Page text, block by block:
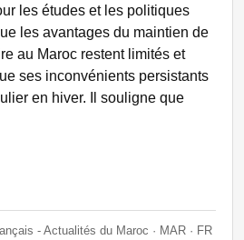
les études et les politiques
les avantages du maintien de
au Maroc restent limités et
ses inconvénients persistants
en hiver. Il souligne que
- Actualités du Maroc · MAR · FR